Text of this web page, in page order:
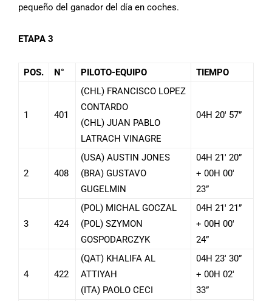
pequeño del ganador del día en coches.
ETAPA 3
POS. N° PILOTO-EQUIPO TIEMPO
1 401
(CHL) FRANCISCO LOPEZ
CONTARDO
(CHL) JUAN PABLO
LATRACH VINAGRE
04H 20′ 57”
2 408
(USA) AUSTIN JONES
(BRA) GUSTAVO
GUGELMIN
04H 21′ 20”
+ 00H 00′
23”
3 424
(POL) MICHAL GOCZAL
(POL) SZYMON
GOSPODARCZYK
04H 21′ 21”
+ 00H 00′
24”
4 422
(QAT) KHALIFA AL
ATTIYAH
(ITA) PAOLO CECI
04H 23′ 30”
+ 00H 02′
33”